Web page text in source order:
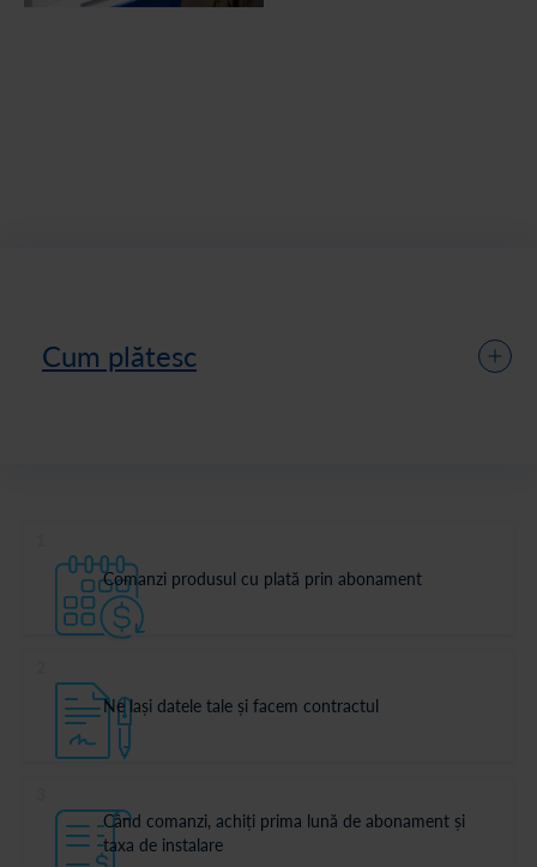
Cum plătesc
Comanzi produsul cu plată prin abonament
Ne lași datele tale și facem contractul
Când comanzi, achiți prima lună de abonament și
taxa de instalare